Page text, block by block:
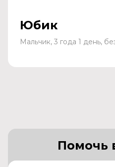
Юбик
Мальчик, 3 года 1 день,
Помочь